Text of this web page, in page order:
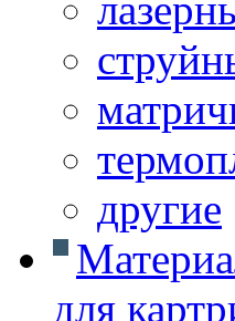
другие
для